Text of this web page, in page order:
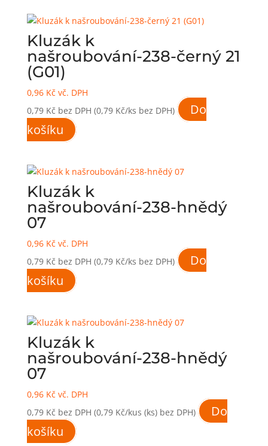
Kluzák k
našroubování-238-černý 21
(G01)
0,96 Kč vč. DPH
0,79 Kč bez DPH (0,79 Kč/ks bez DPH)
Do
košíku
Kluzák k
našroubování-238-hnědý
07
0,96 Kč vč. DPH
0,79 Kč bez DPH (0,79 Kč/ks bez DPH)
Do
košíku
Kluzák k
našroubování-238-hnědý
07
0,96 Kč vč. DPH
0,79 Kč bez DPH (0,79 Kč/kus (ks) bez DPH)
Do
košíku